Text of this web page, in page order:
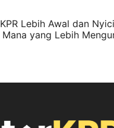
Lebih Awal dan
Mana yang Lebih